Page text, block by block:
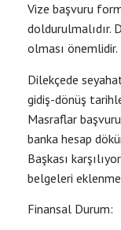
Vize başvuru
doldurulmalıdır.
olması önemlidir.
Dilekçede
gidiş-dönüş
Masraflar
banka hesap
Başkası
belgeleri
Finansal Durum: